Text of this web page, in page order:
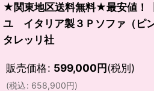
★関東地区送料無料★最安値！
ユ イタリア製３Ｐソファ（ピ
タレッリ社
販売価格: 599,000円(税別)
(税込: 658,900円)